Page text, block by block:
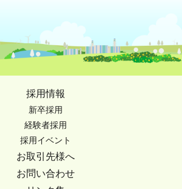
採用情報
新卒採用
経験者採用
採用イベント
お取引先様へ
お問い合わせ